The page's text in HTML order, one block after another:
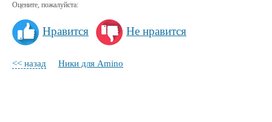
Оцените, пожалуйста:
Нравится Не нравится
<< назад Ники для Amino